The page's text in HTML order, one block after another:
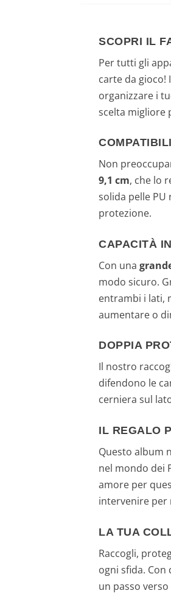
SCOPRI IL
Per tutti gli
carte da gioco!
organizzare i
scelta migliore
Non
9,1 cm, che lo
solida pelle
protezione.
CAPACITÀ
Con una
modo sicuro.
entrambi i lati,
aumentare o
DOPPIA
Il nostro
difendono le
cerniera sul
IL REGALO
Questo album
nel mondo dei
amore per
intervenire per
LA TUA
Raccogli,
ogni sfida.
un passo